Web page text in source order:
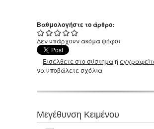
Βαθμολογήστε το άρθρο:
Δεν υπάρχουν ακόμα ψήφοι
Εισέλθετε στο σύστημαή
να υποβάλετε σχόλια
Μεγέθυνση Κειμένου